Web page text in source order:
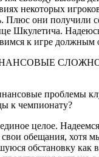
некоторых
Плюс они получили
Шкулетича.
к игре должным
проблемы
к чемпионату?
целое.
обещания, хотя
обстановку как в